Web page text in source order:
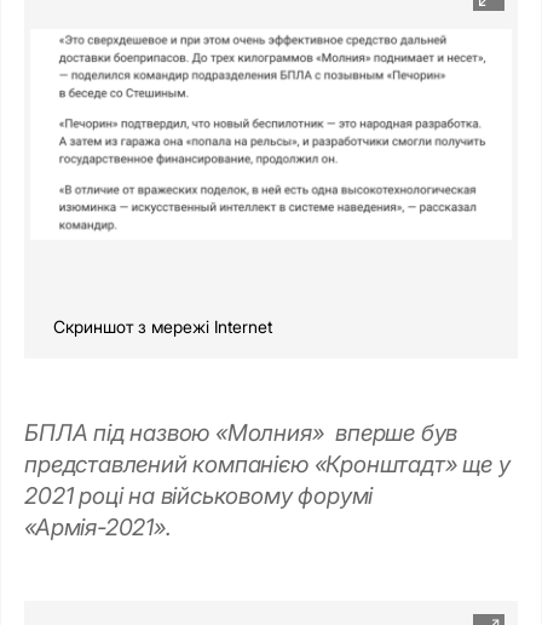
Скриншот з мережі Internet
БПЛА під назвою «Молния» вперше був
представлений компанією «Кронштадт» ще у
2021 році на військовому форумі
«Армія-2021».